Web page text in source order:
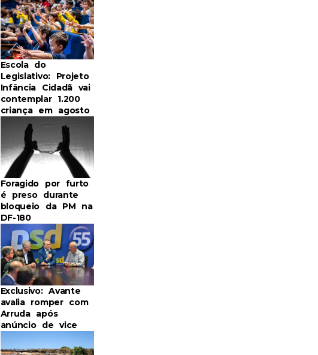
Escola do
Legislativo: Projeto
Infância Cidadã vai
contemplar 1.200
criança em agosto
Foragido por furto
é preso durante
bloqueio da PM na
DF-180
Exclusivo: Avante
avalia romper com
Arruda após
anúncio de vice